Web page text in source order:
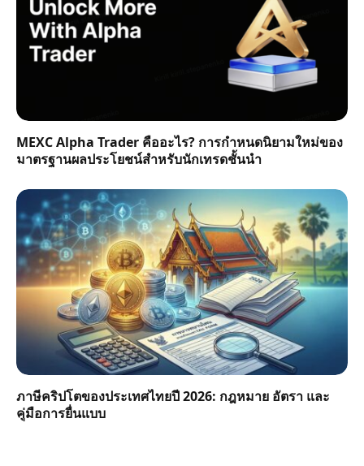
MEXC Alpha Trader คืออะไร? การกำหนดนิยามใหม่ของ
มาตรฐานผลประโยชน์สำหรับนักเทรดชั้นนำ
ภาษีคริปโตของประเทศไทยปี 2026: กฎหมาย อัตรา และ
คู่มือการยื่นแบบ